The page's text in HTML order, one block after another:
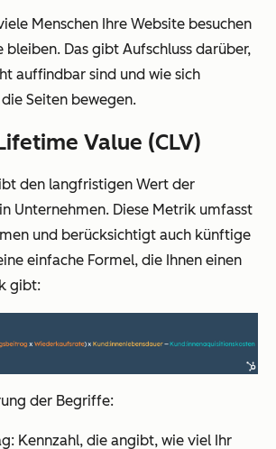
Menschen Ihre Website besuchen
bleiben. Das gibt Aufschluss darüber,
auffindbar sind und wie sich
Seiten bewegen.
Value (CLV)
den langfristigen Wert der
Unternehmen. Diese Metrik umfasst
und berücksichtigt auch künftige
einfache Formel, die Ihnen einen
gibt:
der Begriffe:
Kennzahl, die angibt, wie viel Ihr